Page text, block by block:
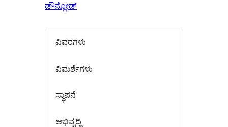
ಡೌನ್ಲೋಡ್
ವಿವರಗಳು
‍ವಿಮರ್ಶೆಗಳು‍
ಸ್ಥಾಪನೆ
ಅಭಿವೃದ್ಧಿ